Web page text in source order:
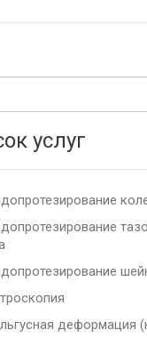
услуг
деформация